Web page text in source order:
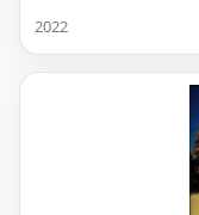
2022